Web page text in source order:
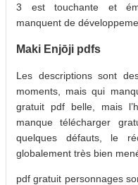
3 est touchante et
manquent de
Maki Enjōji pdfs
Les descriptions sont
moments, mais qui
gratuit pdf belle, mais
manque télécharger
quelques défauts, le
globalement très bien
pdf gratuit personnages